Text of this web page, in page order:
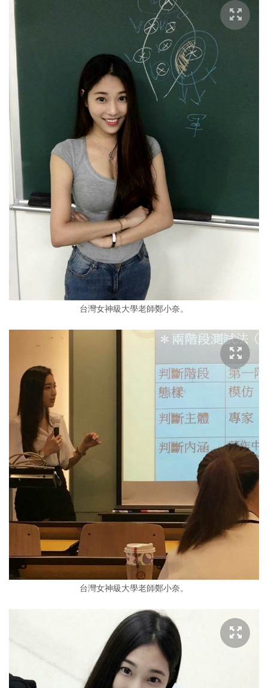
台灣女神級大學老師鄭小奈。
台灣女神級大學老師鄭小奈。